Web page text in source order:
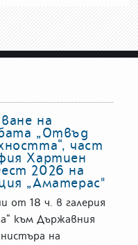
на
„Отвъд
част
Хартиен
2026 на
„Аматерас"
от 18 ч. в галерия
към Държавния
на